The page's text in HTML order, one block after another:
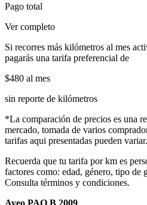
Pago total
Ver completo
Si recorres más kilómetros al mes
pagarás una tarifa preferencial de
$480 al mes
sin reporte de kilómetros
*La comparación de precios es una
mercado, tomada de varios
tarifas aqui presentadas pueden variar.
Recuerda que tu tarifa por km es
factores como: edad, género, tipo de
Consulta términos y condiciones.
Aveo PAQ B 2009